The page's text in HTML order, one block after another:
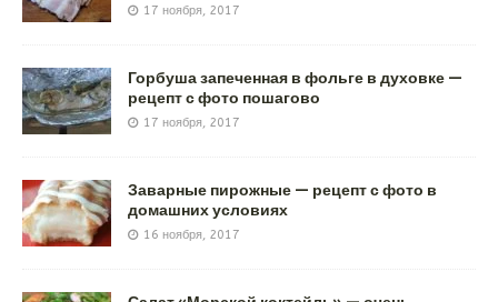
17 ноября, 2017
Горбуша запеченная в фольге в духовке —
рецепт с фото пошагово
17 ноября, 2017
Заварные пирожные — рецепт с фото в
домашних условиях
16 ноября, 2017